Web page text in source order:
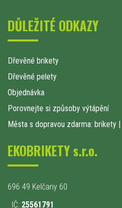
DŮLEŽITÉ ODKAZY
Dřevěné brikety
Dřevěné pelety
Objednávka
Porovnejte si způsoby výtápění
Města s dopravou zdarma: brikety |
EKOBRIKETY s.r.o.
696 49 Kelčany 60
IČ: 25561791